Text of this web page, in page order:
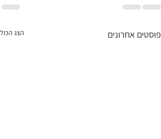
פוסטים אחרונים הצג הכול